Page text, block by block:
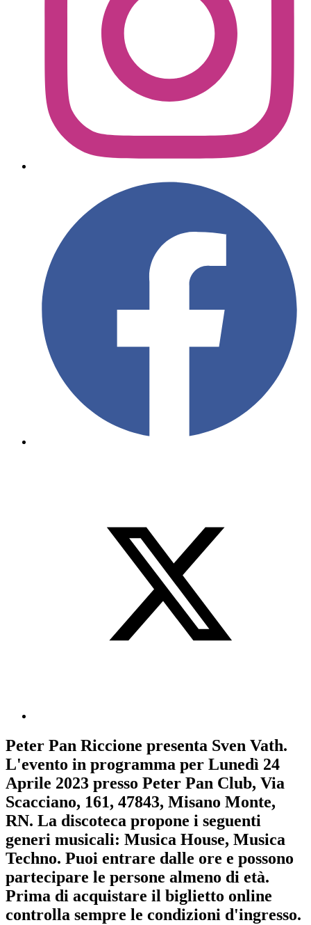
Peter Pan Riccione presenta Sven Vath.
L'evento in programma per Lunedì 24
Aprile 2023 presso Peter Pan Club, Via
Scacciano, 161, 47843, Misano Monte,
RN. La discoteca propone i seguenti
generi musicali: Musica House, Musica
Techno. Puoi entrare dalle ore e possono
partecipare le persone almeno di età.
Prima di acquistare il biglietto online
controlla sempre le condizioni d'ingresso.